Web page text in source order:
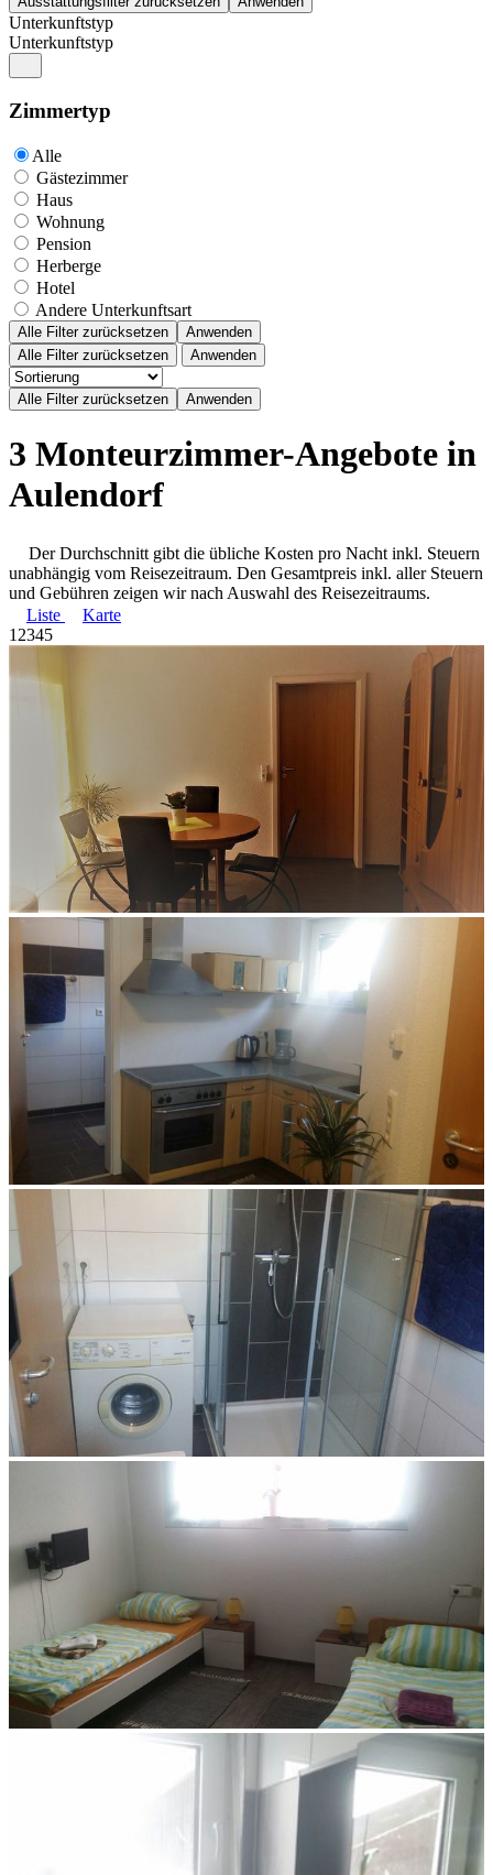
Unterkunftstyp
Unterkunftstyp
Zimmertyp
Alle
Gästezimmer
Haus
Wohnung
Pension
Herberge
Hotel
Andere Unterkunftsart
Alle Filter zurücksetzen
Anwenden
Alle Filter zurücksetzen
Anwenden
3 Monteurzimmer-Angebote in
Aulendorf
Der Durchschnitt gibt die übliche Kosten pro Nacht inkl. Steuern
unabhängig vom Reisezeitraum. Den Gesamtpreis inkl. aller Steuern
und Gebühren zeigen wir nach Auswahl des Reisezeitraums.
Liste
Karte
1 2345